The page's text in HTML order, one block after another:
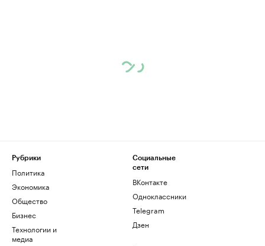
Рубрики
Политика
Экономика
Общество
Бизнес
Технологии и
медиа
Социальные
сети
ВКонтакте
Одноклассники
Telegram
Дзен